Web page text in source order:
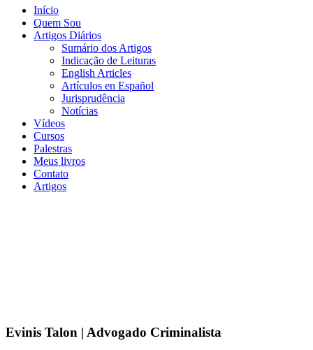
Início
Quem Sou
Artigos Diários
Sumário dos Artigos
Indicação de Leituras
English Articles
Artículos en Español
Jurisprudência
Notícias
Vídeos
Cursos
Palestras
Meus livros
Contato
Artigos
Evinis Talon | Advogado Criminalista